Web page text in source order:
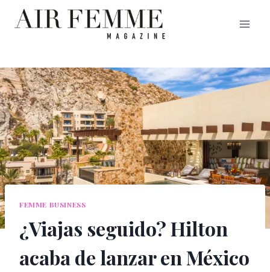
Saltar
FEMME BUSINESS
¿Viajas seguido? Hilton
acaba de lanzar en México